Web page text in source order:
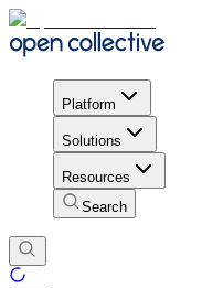
Platform
Solutions
Resources
Search